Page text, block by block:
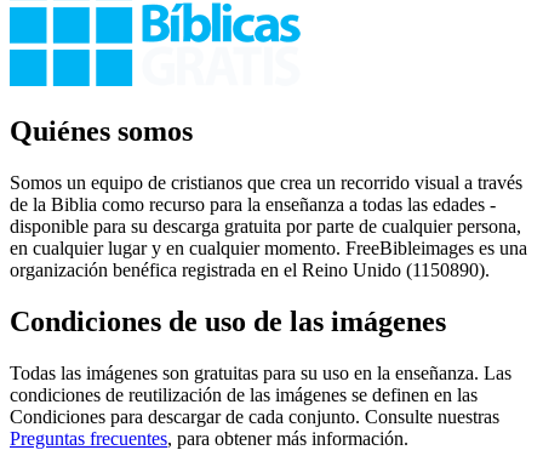
Quiénes somos
Somos un equipo de cristianos que crea un recorrido visual a través
de la Biblia como recurso para la enseñanza a todas las edades -
disponible para su descarga gratuita por parte de cualquier persona,
en cualquier lugar y en cualquier momento. FreeBibleimages es una
organización benéfica registrada en el Reino Unido (1150890).
Condiciones de uso de las imágenes
Todas las imágenes son gratuitas para su uso en la enseñanza. Las
condiciones de reutilización de las imágenes se definen en las
Condiciones para descargar de cada conjunto. Consulte nuestras
Preguntas frecuentes, para obtener más información.